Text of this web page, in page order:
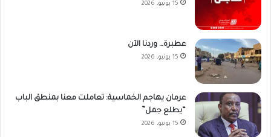
15 يونيو، 2026
عطبرة… وردنا الآن
15 يونيو، 2026
عرمان يهاجم الخماسية: تعاملت معنا بمنطق الباب
“يطلع جمل”
15 يونيو، 2026